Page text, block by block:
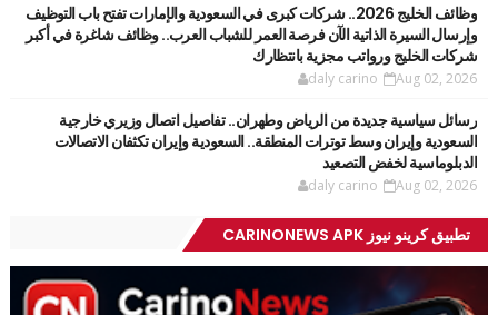
وظائف الخليج 2026.. شركات كبرى في السعودية والإمارات تفتح باب التوظيف
وإرسال السيرة الذاتية الآن فرصة العمر للشباب العرب.. وظائف شاغرة في أكبر
شركات الخليج ورواتب مجزية بانتظارك
daly carino Aug 02, 2026
رسائل سياسية جديدة من الرياض وطهران.. تفاصيل اتصال وزيري خارجية
السعودية وإيران وسط توترات المنطقة.. السعودية وإيران تكثفان الاتصالات
الدبلوماسية لخفض التصعيد
daly carino Aug 02, 2026
تطبيق كرينو نيوز CARINONEWS APK